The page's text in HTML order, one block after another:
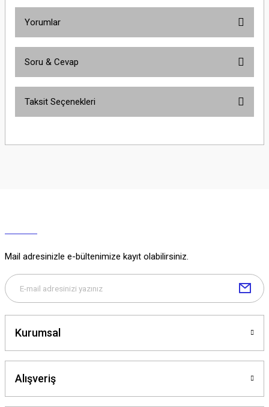
Yorumlar
Soru & Cevap
Soru Sor
Taksit Seçenekleri
Mail adresinizle e-bültenimize kayıt olabilirsiniz.
Kurumsal
Alışveriş